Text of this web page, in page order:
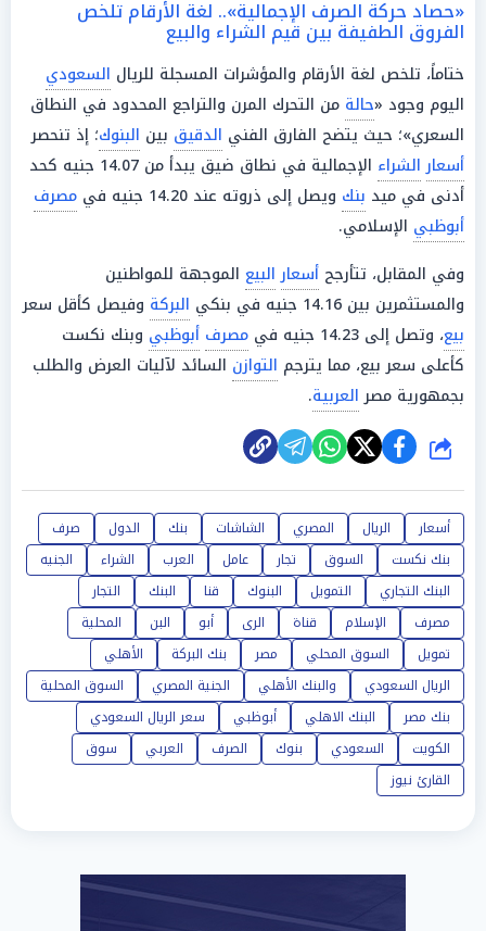
«حصاد حركة الصرف الإجمالية».. لغة الأرقام تلخص
الفروق الطفيفة بين قيم الشراء والبيع
ختاماً، تلخص لغة الأرقام والمؤشرات المسجلة للريال السعودي
اليوم وجود «حالة من التحرك المرن والتراجع المحدود في النطاق
السعري»؛ حيث يتضح الفارق الفني الدقيق بين البنوك؛ إذ تنحصر
أسعار الشراء
الإجمالية في نطاق ضيق يبدأ من 14.07 جنيه كحد
أدنى في ميد بنك ويصل إلى ذروته عند 14.20 جنيه في
مصرف
أبوظبي الإسلامي.
وفي المقابل، تتأرجح أسعار البيع الموجهة للمواطنين
والمستثمرين بين 14.16 جنيه في بنكي
البركة وفيصل كأقل سعر
بيع، وتصل إلى 14.23 جنيه في مصرف أبوظبي وبنك نكست
كأعلى سعر بيع، مما يترجم التوازن السائد لآليات العرض والطلب
بجمهورية مصرالعربية.
شارك
أسعار الريال المصري الشاشات بنك الدول
صرف
بنك نكست
السوق تجار عامل العرب الشراء
الجنيه
البنك التجاري
التمويل البنوك قنا البنك
التجار
مصرف
الإسلام قناة الرى أبو البن
المحلية
تمويل
السوق المحلي مصر بنك البركة
الأهلي
الريال السعودي
والبنك الأهلي الجنية المصري
السوق المحلية
بنك مصر
البنك الاهلي أبوظبي
سعر الريال السعودي
الكويت
السعودي بنوك الصرف العربي
سوق
القارئ نيوز